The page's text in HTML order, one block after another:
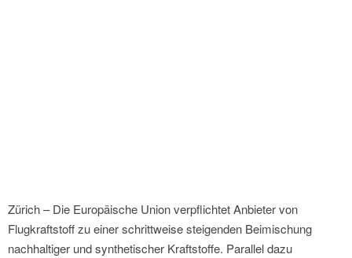
Zürich – Die Europäische Union verpflichtet Anbieter von
Flugkraftstoff zu einer schrittweise steigenden Beimischung
nachhaltiger und synthetischer Kraftstoffe. Parallel dazu